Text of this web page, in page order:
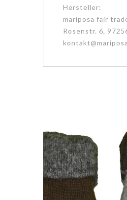
Hersteller:
mariposa fair
Rosenstr. 6,